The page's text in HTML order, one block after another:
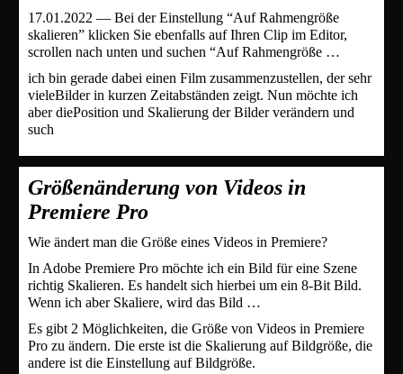
17.01.2022 — Bei der Einstellung “Auf Rahmengröße
skalieren” klicken Sie ebenfalls auf Ihren Clip im Editor,
scrollen nach unten und suchen “Auf Rahmengröße …
ich bin gerade dabei einen Film zusammenzustellen, der sehr
vieleBilder in kurzen Zeitabständen zeigt. Nun möchte ich
aber diePosition und Skalierung der Bilder verändern und
such
Größenänderung von Videos in
Premiere Pro
Wie ändert man die Größe eines Videos in Premiere?
In Adobe Premiere Pro möchte ich ein Bild für eine Szene
richtig Skalieren. Es handelt sich hierbei um ein 8-Bit Bild.
Wenn ich aber Skaliere, wird das Bild …
Es gibt 2 Möglichkeiten, die Größe von Videos in Premiere
Pro zu ändern. Die erste ist die Skalierung auf Bildgröße, die
andere ist die Einstellung auf Bildgröße.